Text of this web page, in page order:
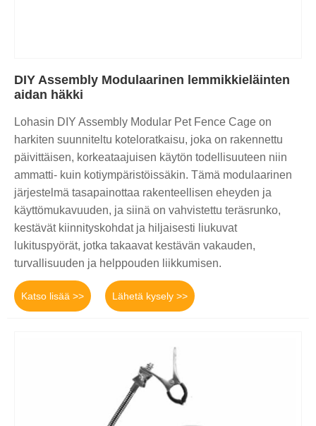
DIY Assembly Modulaarinen lemmikkieläinten
aidan häkki
Lohasin DIY Assembly Modular Pet Fence Cage on
harkiten suunniteltu koteloratkaisu, joka on rakennettu
päivittäisen, korkeataajuisen käytön todellisuuteen niin
ammatti- kuin kotiympäristöissäkin. Tämä modulaarinen
järjestelmä tasapainottaa rakenteellisen eheyden ja
käyttömukavuuden, ja siinä on vahvistettu teräsrunko,
kestävät kiinnityskohdat ja hiljaisesti liukuvat
lukituspyörät, jotka takaavat kestävän vakauden,
turvallisuuden ja helppouden liikkumisen.
Katso lisää >> Lähetä kysely >>